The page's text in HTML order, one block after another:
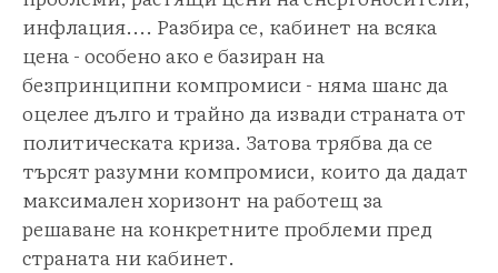
инфлация.... Разбира се, кабинет на всяка
цена - особено ако е базиран на
безпринципни компромиси - няма шанс да
оцелее дълго и трайно да извади страната от
политическата криза. Затова трябва да се
търсят разумни компромиси, които да дадат
максимален хоризонт на работещ за
решаване на конкретните проблеми пред
страната ни кабинет.